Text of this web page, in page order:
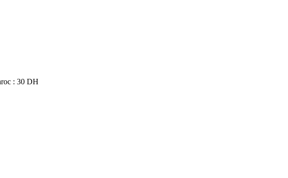
: 30 DH